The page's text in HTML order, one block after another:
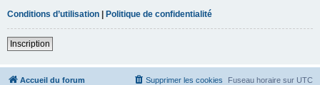
Conditions d’utilisation | Politique de confidentialité
Inscription
Accueil du forum Fuseau horaire sur UTC
Supprimer les cookies